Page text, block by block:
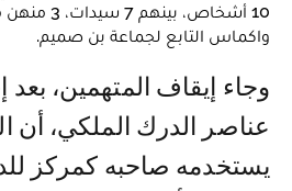
10 أشخاص،
واكماس التابع لجماعة بن صميم.
وجاء إيقاف المتهمين، بعد إخبارية توصلت بها
عناصر الدرك الملكي، أن
يستخدمه صاحبه كمركز